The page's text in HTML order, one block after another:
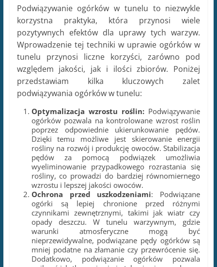
Podwiązywanie ogórków w tunelu to niezwykle
korzystna praktyka, która przynosi wiele
pozytywnych efektów dla uprawy tych warzyw.
Wprowadzenie tej techniki w uprawie ogórków w
tunelu przynosi liczne korzyści, zarówno pod
względem jakości, jak i ilości zbiorów. Poniżej
przedstawiam kilka kluczowych zalet
podwiązywania ogórków w tunelu:
Optymalizacja wzrostu roślin: Podwiązywanie
ogórków pozwala na kontrolowane wzrost roślin
poprzez odpowiednie ukierunkowanie pędów.
Dzięki temu możliwe jest skierowanie energii
rośliny na rozwój i produkcję owoców. Stabilizacja
pędów za pomocą podwiązek umożliwia
wyeliminowanie przypadkowego rozrastania się
rośliny, co prowadzi do bardziej równomiernego
wzrostu i lepszej jakości owoców.
Ochrona przed uszkodzeniami: Podwiązane
ogórki są lepiej chronione przed różnymi
czynnikami zewnętrznymi, takimi jak wiatr czy
opady deszczu. W tunelu warzywnym, gdzie
warunki atmosferyczne mogą być
nieprzewidywalne, podwiązane pędy ogórków są
mniej podatne na złamanie czy przewrócenie się.
Dodatkowo, podwiązanie ogórków pozwala